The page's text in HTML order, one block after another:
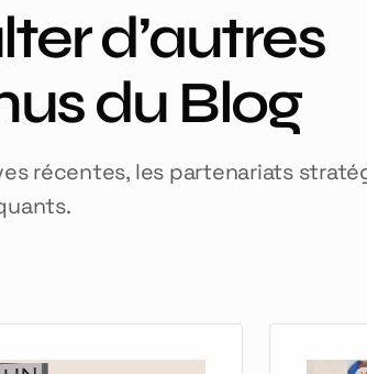
d’autres
du Blog
récentes, les partenariats